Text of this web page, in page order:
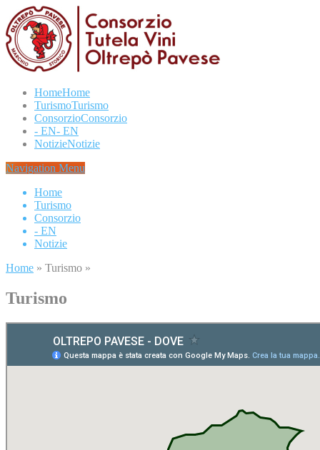
HomeHome
TurismoTurismo
ConsorzioConsorzio
- EN- EN
NotizieNotizie
Navigation Menu
Home
Turismo
Consorzio
- EN
Notizie
Home » Turismo »
Turismo